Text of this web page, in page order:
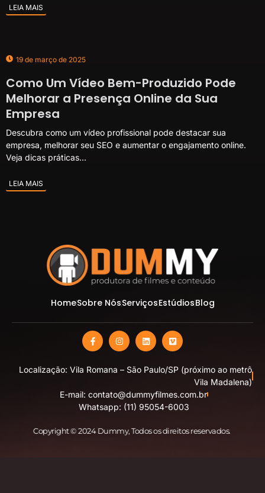
LEIA MAIS
19 de março de 2025
Como Um Vídeo Bem-Produzido Pode
Melhorar a Presença Online da Sua
Empresa
Descubra como um vídeo profissional pode destacar sua
empresa, melhorar seu SEO e aumentar o engajamento online.
Veja dicas práticas...
LEIA MAIS
HomeSobre NósServiçosEstúdiosBlog
Localização: Vila Romana – São Paulo/SP (próximo ao metrô
Vila Madalena)
E-mail: contato@dummyfilmes.com.br
Whatsapp: (11) 95054-6003
Copyright © 2024 Dummy, Todos os direitos reservados.